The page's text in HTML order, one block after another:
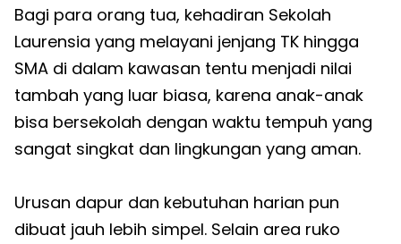
Bagi para orang tua, kehadiran Sekolah
Laurensia yang melayani jenjang TK hingga
SMA di dalam kawasan tentu menjadi nilai
tambah yang luar biasa, karena anak-anak
bisa bersekolah dengan waktu tempuh yang
sangat singkat dan lingkungan yang aman.
Urusan dapur dan kebutuhan harian pun
dibuat jauh lebih simpel. Selain area ruko